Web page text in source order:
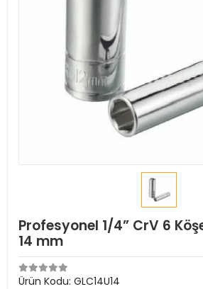
Profesyonel 1/4” CrV 6
14 mm
Ürün Kodu: GLC14U14